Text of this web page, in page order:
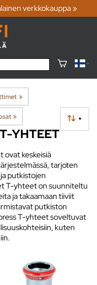
verkkokauppa »
‪»
‪» ▼
YHTEET
ovat keskeisiä
tarjoten
putkistojen
T-yhteet on suunniteltu
ja takaamaan tiiviit
putkiston
T-yhteet soveltuvat
kuten